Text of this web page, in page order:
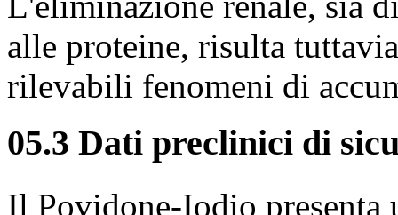
alle proteine, risulta
rilevabili fenomeni di
05.3 Dati preclinici di
Il Povidone-Iodio